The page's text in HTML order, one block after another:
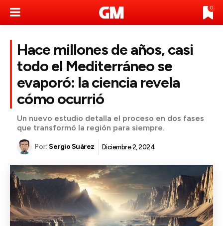
0
Hace millones de años, casi
todo el Mediterráneo se
evaporó: la ciencia revela
cómo ocurrió
Un nuevo estudio detalla el proceso en dos fases
que transformó la región para siempre.
Por: Sergio Suárez Diciembre 2, 2024